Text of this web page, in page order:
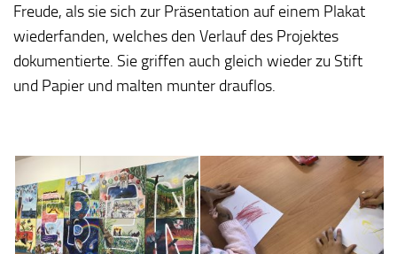
Freude, als sie sich zur Präsentation auf einem Plakat
wiederfanden, welches den Verlauf des Projektes
dokumentierte. Sie griffen auch gleich wieder zu Stift
und Papier und malten munter drauflos.